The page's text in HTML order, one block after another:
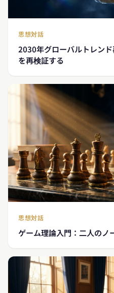
思想対話
2030年グローバルトレン
を再検証する
思想対話
ゲーム理論入門：二人のノ